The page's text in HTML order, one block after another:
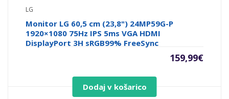
LG
Monitor LG 60,5 cm (23,8") 24MP59G-P
1920×1080 75Hz IPS 5ms VGA HDMI
DisplayPort 3H sRGB99% FreeSync
159,99€
Dodaj v košarico